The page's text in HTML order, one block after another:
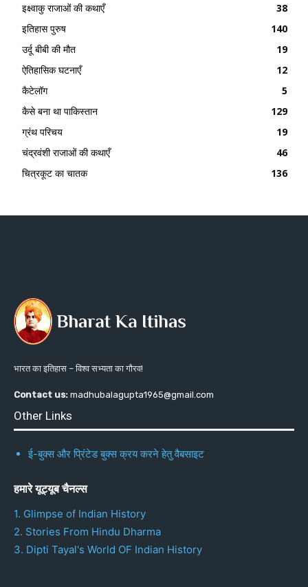
इक्ष्वाकु राजाओं की कथाएँ
38
इतिहास पुरुष
140
उर्दू बीबी की मौत
19
ऐतिहासिक घटनाएँ
12
कैटेलॉग
5
कैसे बना था पाकिस्तान
129
ग्रंथ परिचय
19
चंद्रवंशी राजाओं की कथाएँ
46
चित्रकूट का चातक
136
भारत का इतिहास – विश्व सभ्यता का गौरव!
Contact us: madhubalagupta1965@gmail.com
Other Links
ई-बुक्स और प्रिंटेड बुक्स क्रय करने हेतु वैबसाइट
हमारे यूट्यूब चैनल्स
1. Glimpse of Indian History
2. Stories From Hindu Dharma
3. Dipti Tayal's World OF Indian History